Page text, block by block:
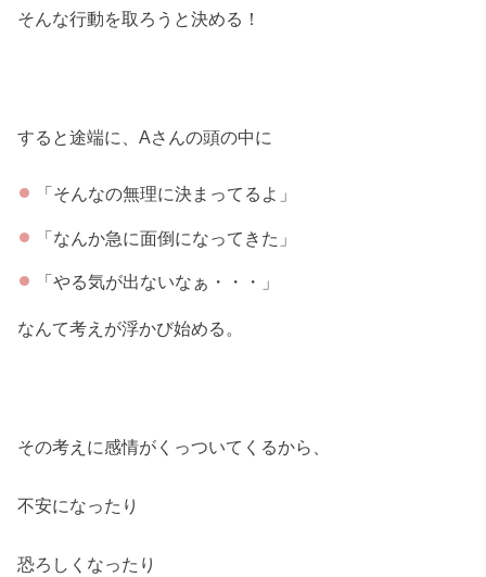
そんな行動を取ろうと決める！
すると途端に、Aさんの頭の中に
「そんなの無理に決まってるよ」
「なんか急に面倒になってきた」
「やる気が出ないなぁ・・・」
なんて考えが浮かび始める。
その考えに感情がくっついてくるから、
不安になったり
恐ろしくなったり